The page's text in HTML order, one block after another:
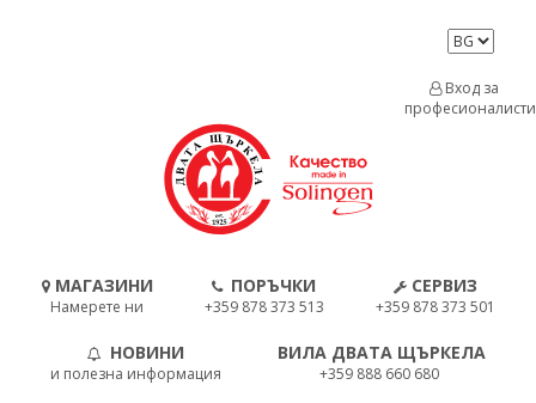
МАГАЗИНИ
Намерете ни
ПОРЪЧКИ
+359 878 373 513
СЕРВИЗ
+359 878 373 501
НОВИНИ
и полезна информация
ВИЛА ДВАТА ЩЪРКЕЛА
+359 888 660 680
Вход за
професионалисти